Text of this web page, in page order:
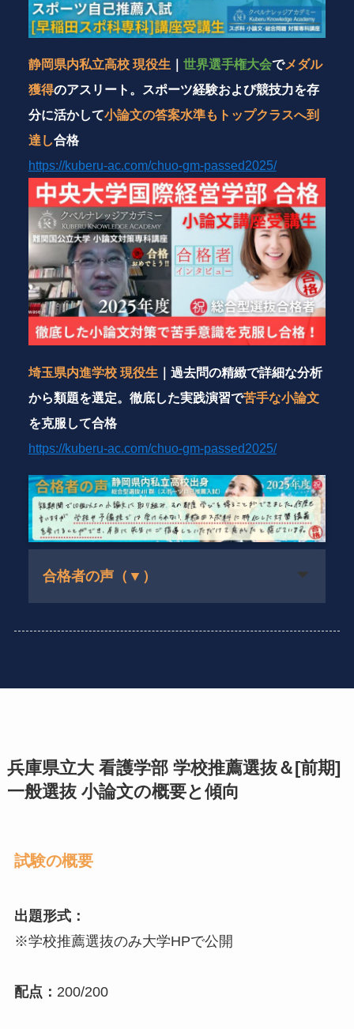
静岡県内私立高校 現役生 世界選手権大会でメダル
獲得のアスリート。スポーツ経験および競技力を存
分に活かして小論文の答案水準もトップクラスへ到
達し合格
https://kuberu-ac.com/chuo-gm-passed2025/
埼玉県内進学校 現役生 ｜過去問の精緻で詳細な分析
から類題を選定。徹底した実践演習で苦手な小論文
を克服して合格
https://kuberu-ac.com/chuo-gm-passed2025/
合格者の声（▼）
兵庫県立大 看護学部 学校推薦選抜＆[前期]
一般選抜小論文の概要と傾向
試験の概要
出題形式：
※学校推薦選抜のみ大学HPで公開
配点： 200/200